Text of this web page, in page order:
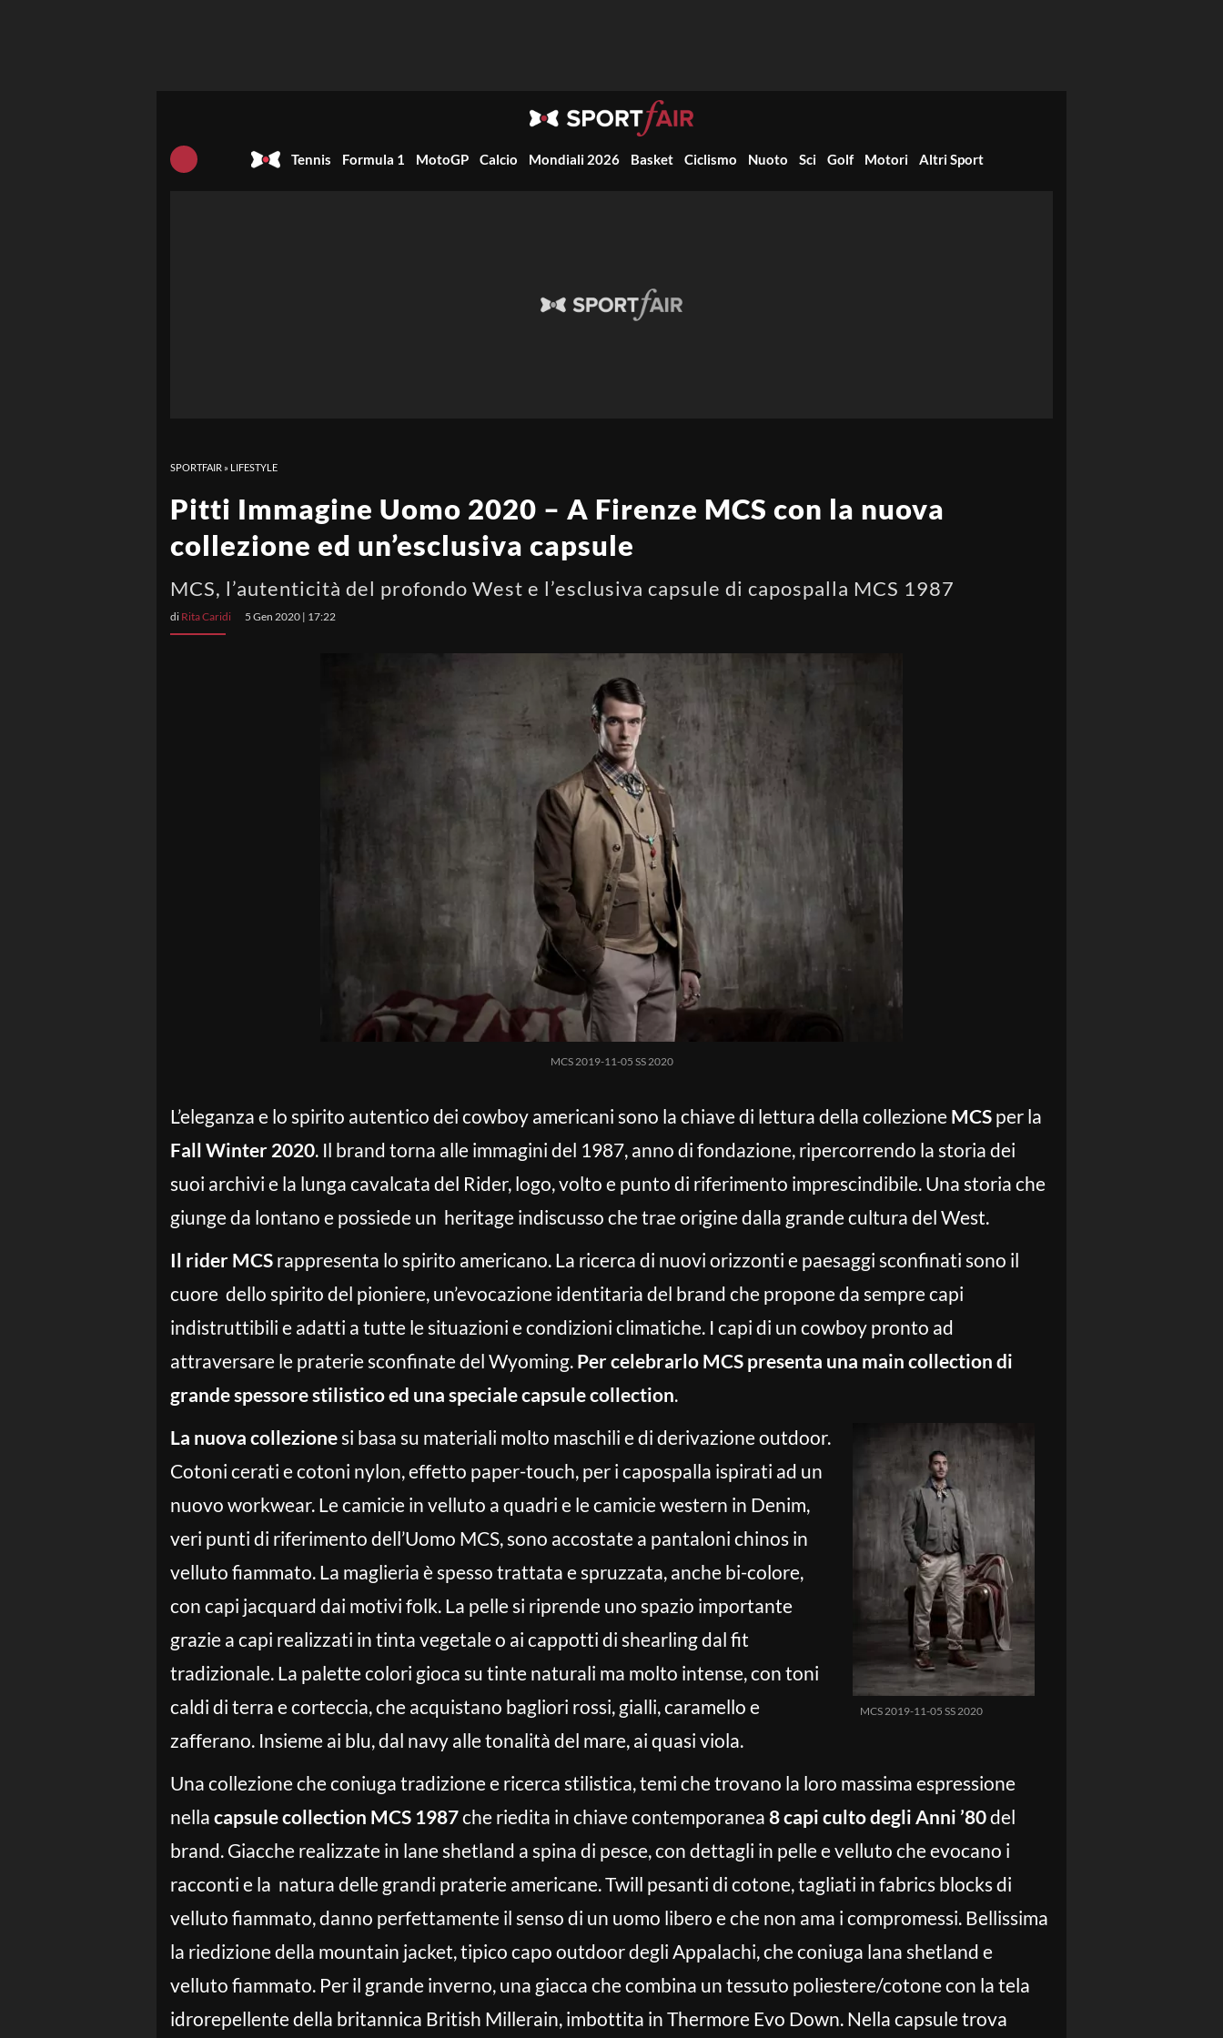
Tennis Formula 1 MotoGP Calcio Mondiali 2026 Basket Ciclismo Nuoto Sci Golf Motori Altri Sport
SPORTFAIR » LIFESTYLE
Pitti Immagine Uomo 2020 – A Firenze MCS con la nuova
collezione ed un’esclusiva capsule
MCS, l’autenticità del profondo West e l’esclusiva capsule di capospalla MCS 1987
di Rita Caridi 5 Gen 2020 | 17:22
MCS 2019-11-05 SS 2020
L’eleganza e lo spirito autentico dei cowboy americani sono la chiave di lettura della collezione MCS per la
Fall Winter 2020. Il brand torna alle immagini del 1987, anno di fondazione, ripercorrendo la storia dei
suoi archivi e la lunga cavalcata del Rider, logo, volto e punto di riferimento imprescindibile. Una storia che
giunge da lontano e possiede un heritage indiscusso che trae origine dalla grande cultura del West.
Il rider MCS rappresenta lo spirito americano. La ricerca di nuovi orizzonti e paesaggi sconfinati sono il
cuore dello spirito del pioniere, un’evocazione identitaria del brand che propone da sempre capi
indistruttibili e adatti a tutte le situazioni e condizioni climatiche. I capi di un cowboy pronto ad
attraversare le praterie sconfinate del Wyoming. Per celebrarlo MCS presenta una main collection di
grande spessore stilistico ed una speciale capsule collection.
MCS 2019-11-05 SS 2020
La nuova collezionesi basa su materiali molto maschili e di derivazione outdoor.
Cotoni cerati e cotoni nylon, effetto paper-touch, per i capospalla ispirati ad un
nuovo workwear. Le camicie in velluto a quadri e le camicie western in Denim,
veri punti di riferimento dell’Uomo MCS, sono accostate a pantaloni chinos in
velluto fiammato. La maglieria è spesso trattata e spruzzata, anche bi-colore,
con capi jacquard dai motivi folk. La pelle si riprende uno spazio importante
grazie a capi realizzati in tinta vegetale o ai cappotti di shearling dal fit
tradizionale. La palette colori gioca su tinte naturali ma molto intense, con toni
caldi di terra e corteccia, che acquistano bagliori rossi, gialli, caramello e
zafferano. Insieme ai blu, dal navy alle tonalità del mare, ai quasi viola.
Una collezione che coniuga tradizione e ricerca stilistica, temi che trovano la loro massima espressione
nella capsule collection MCS 1987che riedita in chiave contemporanea 8 capi culto degli Anni ’80del
brand. Giacche realizzate in lane shetland a spina di pesce, con dettagli in pelle e velluto che evocano i
racconti e la natura delle grandi praterie americane. Twill pesanti di cotone, tagliati in fabrics blocks di
velluto fiammato, danno perfettamente il senso di un uomo libero e che non ama i compromessi. Bellissima
la riedizione della mountain jacket, tipico capo outdoor degli Appalachi, che coniuga lana shetland e
velluto fiammato. Per il grande inverno, una giacca che combina un tessuto poliestere/cotone con la tela
idrorepellente della britannica British Millerain, imbottita in Thermore Evo Down. Nella capsule trova